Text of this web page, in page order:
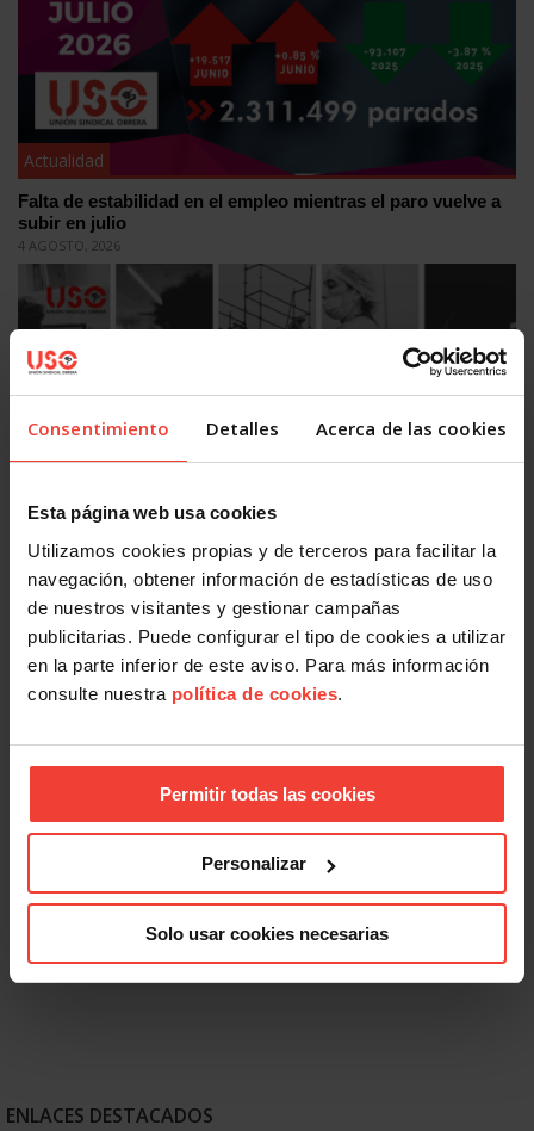
Consentimiento Detalles Acerca de las cookies
Esta página web usa cookies
Utilizamos cookies propias y de terceros para facilitar la
navegación, obtener información de estadísticas de uso
de nuestros visitantes y gestionar campañas
publicitarias. Puede configurar el tipo de cookies a utilizar
en la parte inferior de este aviso. Para más información
consulte nuestra política de cookies.
Permitir todas las cookies
Personalizar
Solo usar cookies necesarias
Actualidad
Falta de estabilidad en el empleo mientras el paro vuelve a
subir en julio
4 AGOSTO, 2026
Actualidad
Mercado laboral 2026: más indefinidos sobre el papel, más
precariedad en la práctica
31 JULIO, 2026
Actualidad
de personas siguen en paro
ENLACES DESTACADOS